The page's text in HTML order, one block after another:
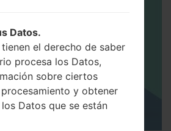
Datos.
el derecho de saber
procesa los Datos,
sobre ciertos
y obtener
Datos que se están